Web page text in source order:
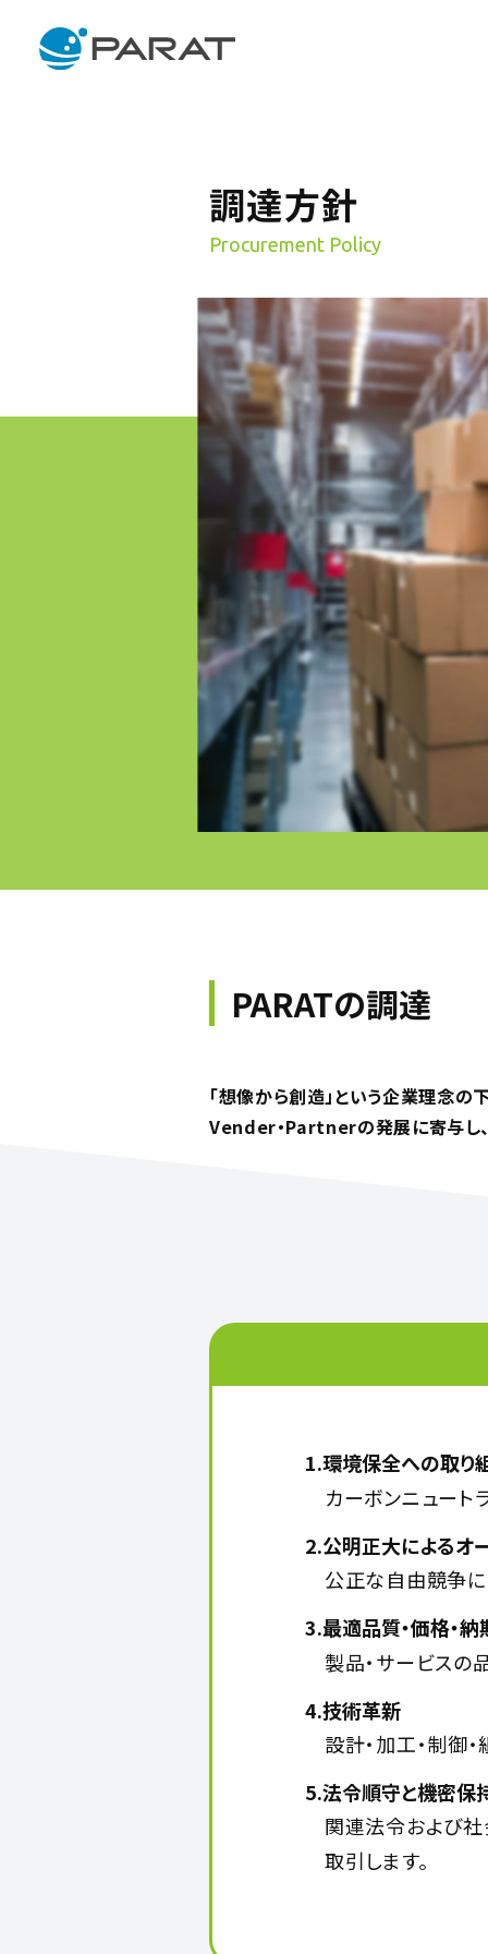
調達方針
Procurement Policy
PARATの調達
「想像から創造」という企業理念
Vender・Partnerの発展に寄与し、
1.環境保全への取り
カーボンニュート
2.公明正大によるオ
公正な自由競争に
3.最適品質・価格・納
製品・サービスの
4.技術革新
設計・加工・制御
5.法令順守と機密保
関連法令および社
取引します。